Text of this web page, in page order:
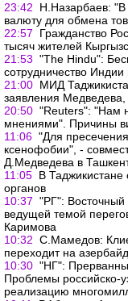
23:42
Н.Назарбаев:
валюту для обмена
22:57
Гражданство
тысяч жителей
21:53 "The Hindu":
сотрудничество Индии
21:00 МИД
заявления
20:50 "Reuters": "Нам
мнениями". Причины
11:06 "Для
ксенофобии", -
Д.Медведева в
11:05 В Таджикистане
органов
10:37 "РГ": Восточный
ведущей темой
Каримова
10:32 С.Мамедов:
переходит на
10:30 "НГ":
Проблемы российско-
реализацию